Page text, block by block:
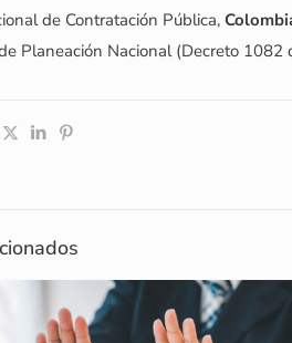
de Contratación Pública,
Planeación Nacional (Decreto 1082